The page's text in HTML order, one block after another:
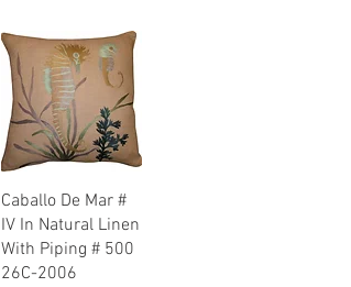
Vista rápida
Caballo De Mar #
IV In Natural Linen
With Piping # 500
26C-2006